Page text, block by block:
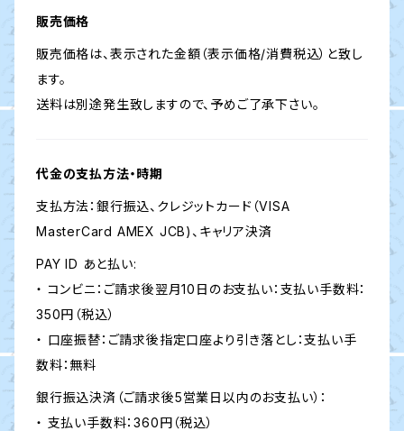
販売価格
販売価格は、表示された金額（表示価格/消費税込）と致し
ます。
送料は別途発生致しますので、予めご了承下さい。
代金の支払方法・時期
支払方法：銀行振込、クレジットカード（VISA
MasterCard AMEX JCB)、キャリア決済
PAY ID あと払い:
・ コンビニ：ご請求後翌月10日のお支払い：支払い手数料：
350円（税込）
・ 口座振替：ご請求後指定口座より引き落とし：支払い手
数料：無料
銀行振込決済（ご請求後5営業日以内のお支払い）：
・ 支払い手数料：360円（税込）